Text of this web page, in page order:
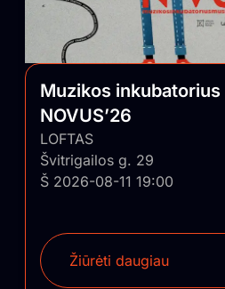
Muzikos inkubatorius
NOVUS’26
LOFTAS
Švitrigailos g. 29
Š 2026-08-11 19:00
Žiūrėti daugiau